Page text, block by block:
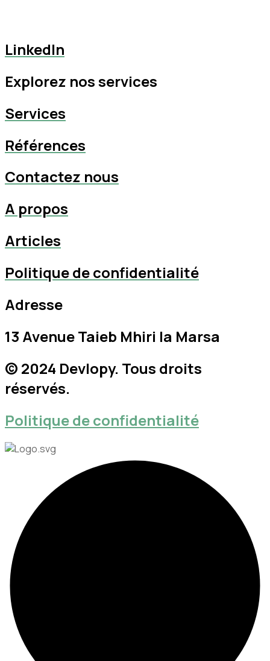
LinkedIn
Explorez nos services
Services
Références
Contactez nous
A propos
Articles
Politique de confidentialité
Adresse
13 Avenue Taieb Mhiri la Marsa
© 2024 Devlopy. Tous droits
réservés.
Politique de confidentialité